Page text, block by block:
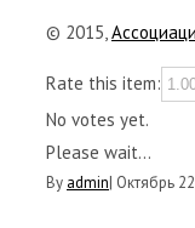
© 2015,
Rate this item:
No votes yet.
Please wait...
By admin| Октябрь